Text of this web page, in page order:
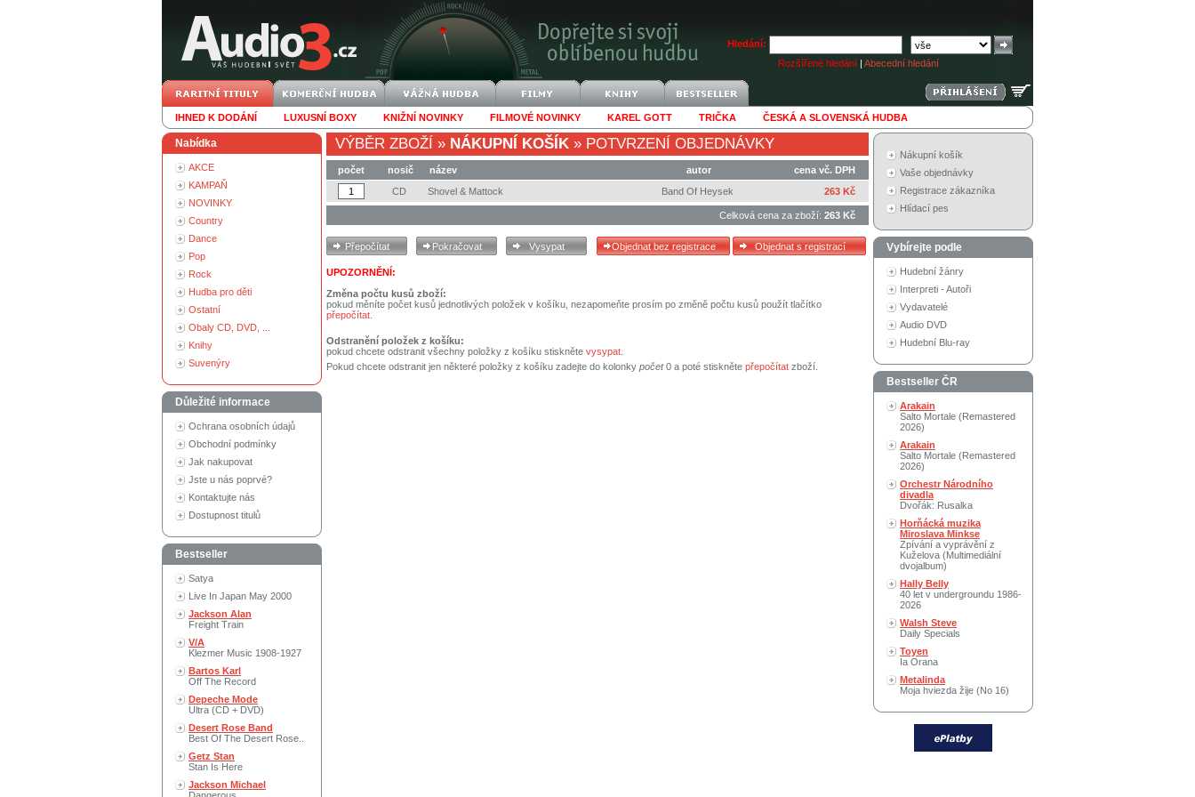
Hledání:
Rozšířené hledání | Abecední hledání
IHNED K DODÁNÍ LUXUSNÍ BOXY KNIŽNÍ NOVINKY FILMOVÉ NOVINKY KAREL GOTT TRIČKA ČESKÁ A SLOVENSKÁ HUDBA
Nabídka
AKCE
KAMPAŇ
NOVINKY
Country
Dance
Pop
Rock
Hudba pro děti
Ostatní
Obaly CD, DVD, ...
Knihy
Suvenýry
Důležité informace
Ochrana osobních údajů
Obchodní podmínky
Jak nakupovat
Jste u nás poprvé?
Kontaktujte nás
Dostupnost titulů
Bestseller
Satya
Live In Japan May 2000
Jackson Alan
Freight Train
V/A
Klezmer Music 1908-1927
Bartos Karl
Off The Record
Depeche Mode
Ultra (CD + DVD)
Desert Rose Band
Best Of The Desert Rose..
Getz Stan
Stan Is Here
Jackson Michael
VÝBĚR ZBOŽÍ » NÁKUPNÍ KOŠÍK » POTVRZENÍ OBJEDNÁVKY
počet nosič název autor
cena vč. DPH
CD
Shovel & Mattock Band Of Heysek 263 Kč
Celková cena za zboží: 263 Kč
UPOZORNĚNÍ:
Změna počtu kusů zboží:
pokud měníte počet kusů jednotlivých položek v košíku, nezapomeňte prosím po změně počtu kusů použít tlačítko
přepočítat
Odstranění položek z košíku:
pokud chcete odstranit všechny položky z košíku stiskněte vysypat
Pokud chcete odstranit jen některé položky z košíku zadejte do kolonky počet0 a poté stiskněte přepočítat zboží.
Nákupní košík
Vaše objednávky
Registrace zákazníka
Hlídací pes
Vybírejte podle
Hudební žánry
Interpreti - Autoři
Vydavatelé
Audio DVD
Hudební Blu-ray
Bestseller ČR
Arakain
Salto Mortale (Remastered
2026)
Arakain
Salto Mortale (Remastered
2026)
Orchestr Národního
divadla
Dvořák: Rusalka
Horňácká muzika
Miroslava Minkse
Zpívání a vyprávění z
Kuželova (Multimediální
dvojalbum)
Hally Belly
40 let v undergroundu 1986-
2026
Walsh Steve
Daily Specials
Toyen
Ia Orana
Metalinda
Moja hviezda žije (No 16)